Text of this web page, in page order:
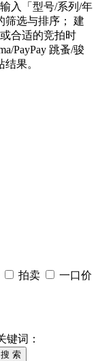
入「型号/系列/年
筛选与排序； 建
合适的竞拍时
PayPay 跳蚤/骏
果。
拍卖 一口价
键词：
搜 索